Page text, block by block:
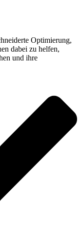
Optimierung,
dabei zu helfen,
und ihre